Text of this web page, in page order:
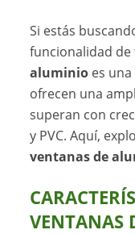
Si estás
funcionalidad
aluminio es
ofrecen una
superan con
y PVC. Aquí,
ventanas de
VENTANAS